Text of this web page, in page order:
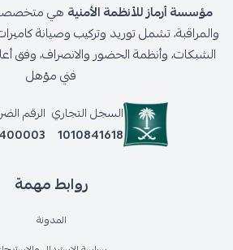
روابط مهمة
المدونة
مؤسسة أرماز للأنظمة الأمنية هي متخصصة
والمراقبة، تشمل توريد وتركيب وصيانة كاميرات
الشبكات، وأنظمة الحضور والانصراف، وفق
فني مؤهل
السجل التجاري
1010841618
الرقم